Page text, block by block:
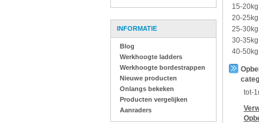
INFORMATIE
Blog
Werkhoogte ladders
Werkhoogte bordestrappen
Nieuwe producten
Onlangs bekeken
Producten vergelijken
Aanraders
15-20kg
20-25kg
25-30kg
30-35kg
40-50kg
tot-